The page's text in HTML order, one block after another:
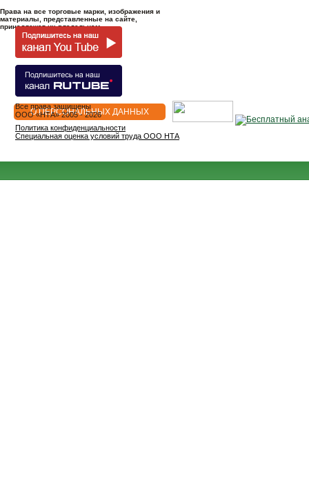
Права на все торговые марки, изображения и
материалы, представленные на сайте,
принадлежат их владельцам.
О ПЕРСОНАЛЬНЫХ ДАННЫХ
Все права защищены
OOO «НТА» 2005 - 2026
Политика конфиденциальности
Специальная оценка условий труда ООО НТА